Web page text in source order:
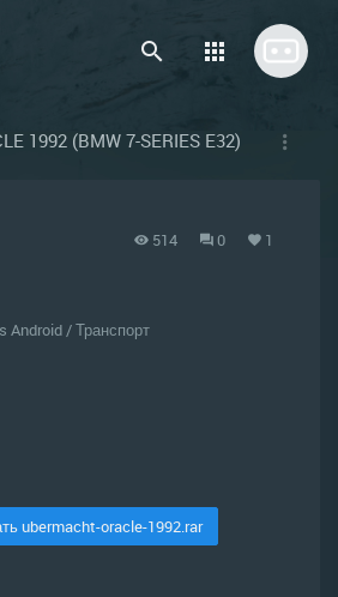
1992 (BMW 7-SERIES E32)
514 0 1
Android/Транспорт
ubermacht-oracle-1992.rar